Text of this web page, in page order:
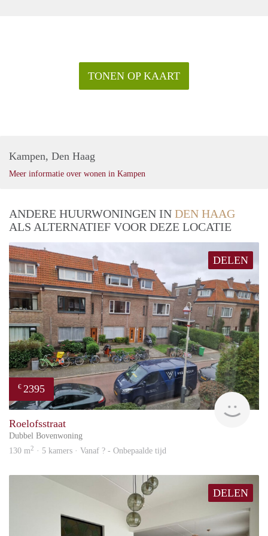
TONEN OP KAART
Kampen, Den Haag
Meer informatie over wonen in Kampen
ANDERE HUURWONINGEN IN DEN HAAG
ALS ALTERNATIEF VOOR DEZE LOCATIE
DELEN
€ 2395
Roelofsstraat
Dubbel Bovenwoning
130 m2 · 5 kamers · Vanaf ? - Onbepaalde tijd
DELEN